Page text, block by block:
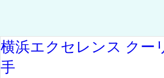
横浜エクセレンス クー
手